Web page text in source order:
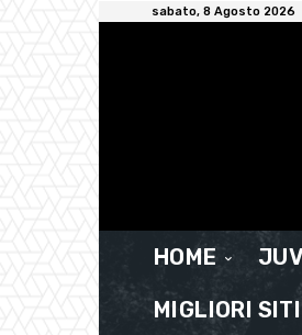
sabato, 8 Agosto 2026
HOME
MIGLIORI